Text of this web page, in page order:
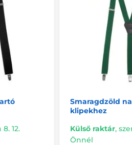
12.
Smaragdzöld
klipekhez
Külső raktár,
Önnél